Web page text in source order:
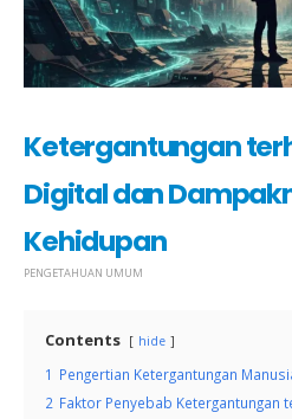
Ketergantungan
Digital dan
Kehidupan
PENGETAHUAN UMUM
Contents hide
1 Pengertian Ketergantungan
2 Faktor Penyebab Ketergantungan